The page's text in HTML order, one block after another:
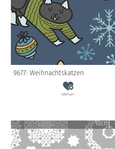
9677: Weihnachtskatzen
Merken
10cm